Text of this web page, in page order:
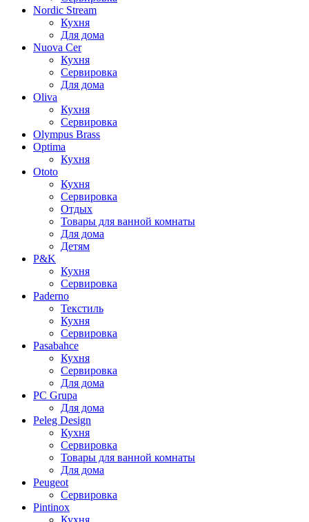
Nordic Stream
Кухня
Для дома
Nuova Cer
Кухня
Сервировка
Для дома
Oliva
Кухня
Сервировка
Olympus Brass
Optima
Кухня
Ototo
Кухня
Сервировка
Отдых
Товары для ванной комнаты
Для дома
Детям
P&K
Кухня
Сервировка
Paderno
Текстиль
Кухня
Сервировка
Pasabahce
Кухня
Сервировка
Для дома
PC Grupa
Для дома
Peleg Design
Кухня
Сервировка
Товары для ванной комнаты
Для дома
Peugeot
Сервировка
Pintinox